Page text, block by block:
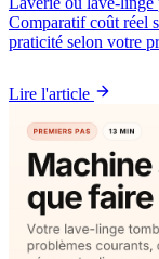
Comparatif coût réel
praticité selon votre
Lire l'article